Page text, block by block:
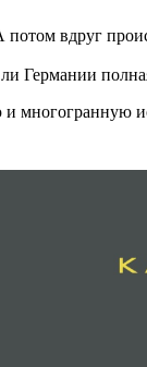
вдруг
Германии
многогранную